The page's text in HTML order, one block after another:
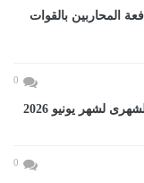
المحاربين بالقوات
0
0